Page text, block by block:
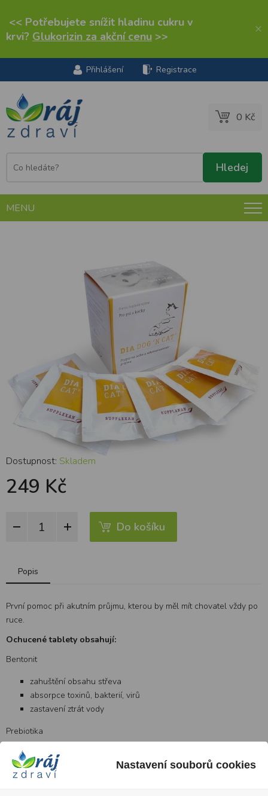
<< Potřebujete snížit hladinu cukru v
krvi? Glukorizin za akční cenu >> ×
Přihlášení Registrace
0 Kč
MENU
Dostupnost: Skladem
249 Kč
Do košíku
Popis
První pomoc při akutním průjmu, kterou by měl mít chovatel vždy po
ruce.
Ochucené tablety obsahují:
Bentonit
zahuštění obsahu střeva
absorpce toxinů, bakterií, virů
zastavení ztrát vody
Prebiotika
Oligosacharidy – MOS, FOS
podporují růst správné mikroflóry
brání vzniku střevní acidózy
Nastavení souborů cookies